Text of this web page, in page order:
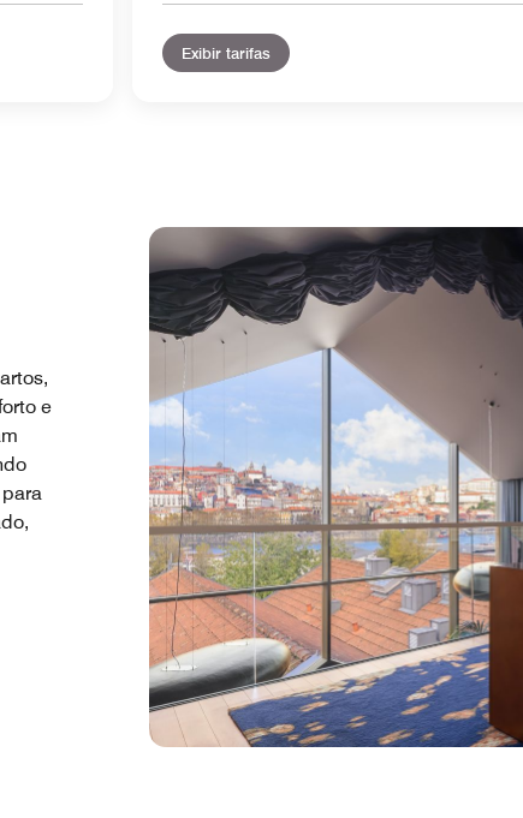
Exibir tarifas
e